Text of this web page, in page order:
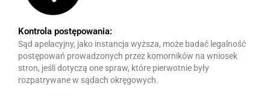
Kontrola postępowania:
Sąd apelacyjny, jako instancja wyższa, może badać legalność
postępowań prowadzonych przez komorników na wniosek
stron, jeśli dotyczą one spraw, które pierwotnie były
rozpatrywane w sądach okręgowych.